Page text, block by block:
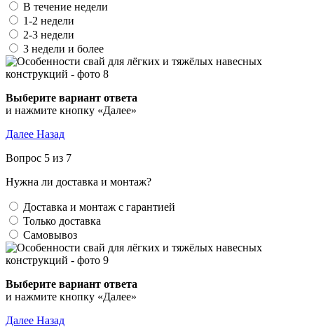
В течение недели
1-2 недели
2-3 недели
3 недели и более
Выберите вариант ответа
и нажмите кнопку «Далее»
Далее Назад
Вопрос 5 из 7
Нужна ли доставка и монтаж?
Доставка и монтаж с гарантией
Только доставка
Самовывоз
Выберите вариант ответа
и нажмите кнопку «Далее»
Далее Назад